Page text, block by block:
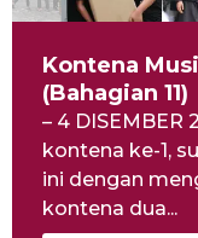
Kontena
(Bahagian 11)
– 4 DISEMBER
kontena ke-1,
ini dengan
kontena dua...